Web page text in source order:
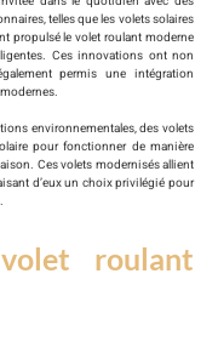
telles que les volets solaires
propulsé le volet roulant moderne
Ces innovations ont non
permis une intégration
environnementales, des volets
pour fonctionner de manière
Ces volets modernisés allient
d’eux un choix privilégié pour
roulant